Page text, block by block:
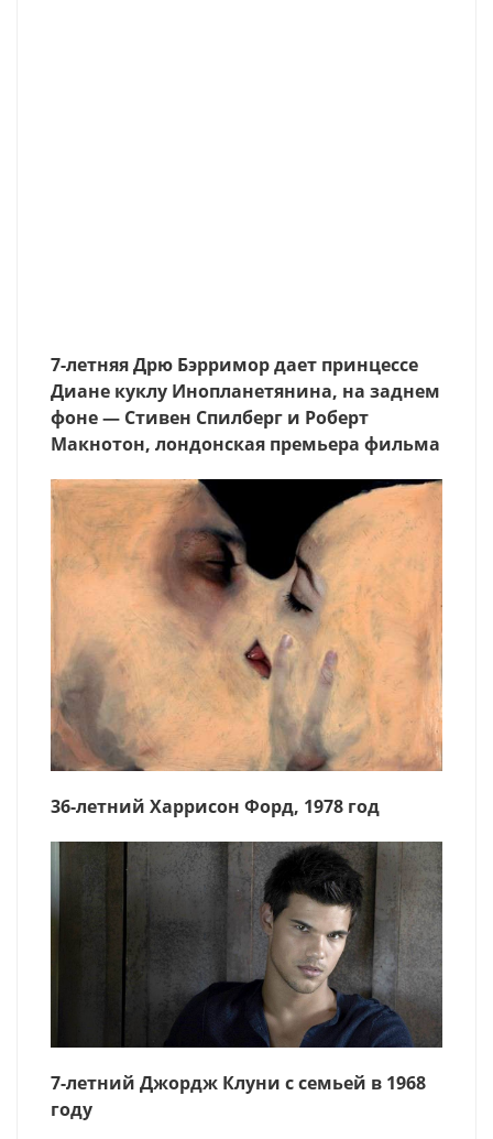
7-летняя Дрю Бэрримор дает принцессе
Диане куклу Инопланетянина, на заднем
фоне — Стивен Спилберг и Роберт
Макнотон, лондонская премьера фильма
36-летний Харрисон Форд, 1978 год
7-летний Джордж Клуни с семьей в 1968
году